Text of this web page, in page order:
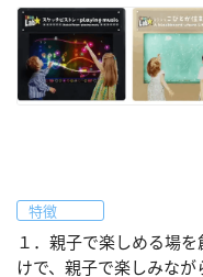
特徴
１．親子で楽しめる場
けで、親子で楽しみな